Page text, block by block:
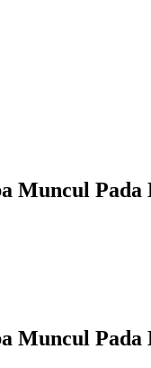
Muncul Pada
Muncul Pada